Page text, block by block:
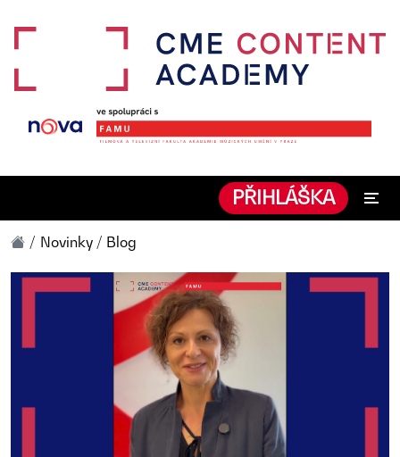
PŘIHLÁŠKA
Novinky / Blog